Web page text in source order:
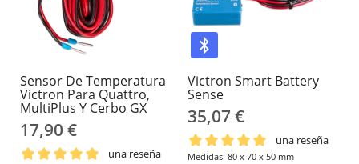
Sensor De Temperatura
Victron Para Quattro,
MultiPlus Y Cerbo GX
17,90 €
una reseña
Victron Smart Battery
Sense
35,07 €
una reseña
Medidas: 80 x 70 x 50 mm